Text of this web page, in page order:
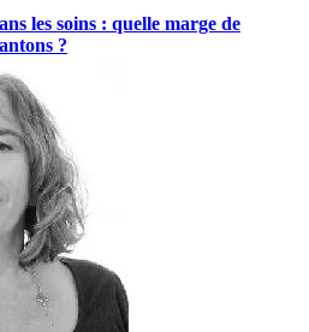
les soins : quelle marge de
?